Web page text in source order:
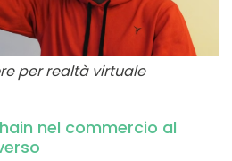
per realtà virtuale
nel commercio al